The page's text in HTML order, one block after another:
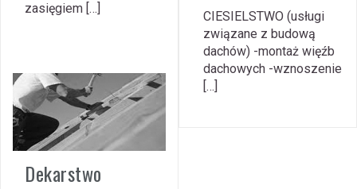
zasięgiem […]
CIESIELSTWO (usługi
związane z budową
dachów) -montaż więźb
dachowych -wznoszenie
[…]
Dekarstwo